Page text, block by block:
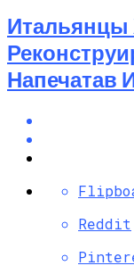
Итальянцы
Напечатав
Reddit